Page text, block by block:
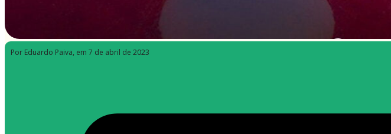
Por Eduardo Paiva, em 7 de abril de 2023